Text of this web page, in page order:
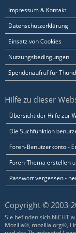
Impressum & Kontakt
Datenschutzerklärung
Einsatz von Cookies
Nutzungsbedingungen
Spendenaufruf für
Hilfe zu dieser
Übersicht der Hilfe zur
Die Suchfunktion
Foren-Benutzerkonto -
Foren-Thema erstellen
Passwort vergessen -
Copyright © 2003-
Sie befinden sich NICHT
Mozilla®, mozilla.org®,